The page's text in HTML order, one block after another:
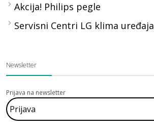
Akcija! Philips pegle
Servisni Centri LG klima uređaja
Newsletter
Prijava na newsletter